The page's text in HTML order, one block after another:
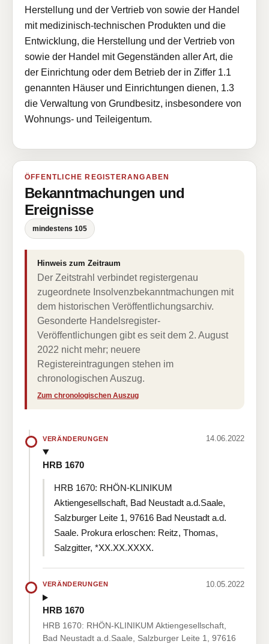
Herstellung und der Vertrieb von sowie der Handel
mit medizinisch-technischen Produkten und die
Entwicklung, die Herstellung und der Vertrieb von
sowie der Handel mit Gegenständen aller Art, die
der Einrichtung oder dem Betrieb der in Ziffer 1.1
genannten Häuser und Einrichtungen dienen, 1.3
die Verwaltung von Grundbesitz, insbesondere von
Wohnungs- und Teileigentum.
ÖFFENTLICHE REGISTERANGABEN
Bekanntmachungen und
Ereignisse
mindestens 105
Hinweis zum Zeitraum
Der Zeitstrahl verbindet registergenau
zugeordnete Insolvenzbekanntmachungen mit
dem historischen Veröffentlichungsarchiv.
Gesonderte Handelsregister-
Veröffentlichungen gibt es seit dem 2. August
2022 nicht mehr; neuere
Registereintragungen stehen im
chronologischen Auszug.
Zum chronologischen Auszug
VERÄNDERUNGEN 14.06.2022
HRB 1670
HRB 1670: RHÖN-KLINIKUM
Aktiengesellschaft, Bad Neustadt a.d.Saale,
Salzburger Leite 1, 97616 Bad Neustadt a.d.
Saale. Prokura erloschen: Reitz, Thomas,
Salzgitter, *XX.XX.XXXX.
VERÄNDERUNGEN 10.05.2022
HRB 1670
HRB 1670: RHÖN-KLINIKUM Aktiengesellschaft,
Bad Neustadt a.d.Saale, Salzburger Leite 1, 97616